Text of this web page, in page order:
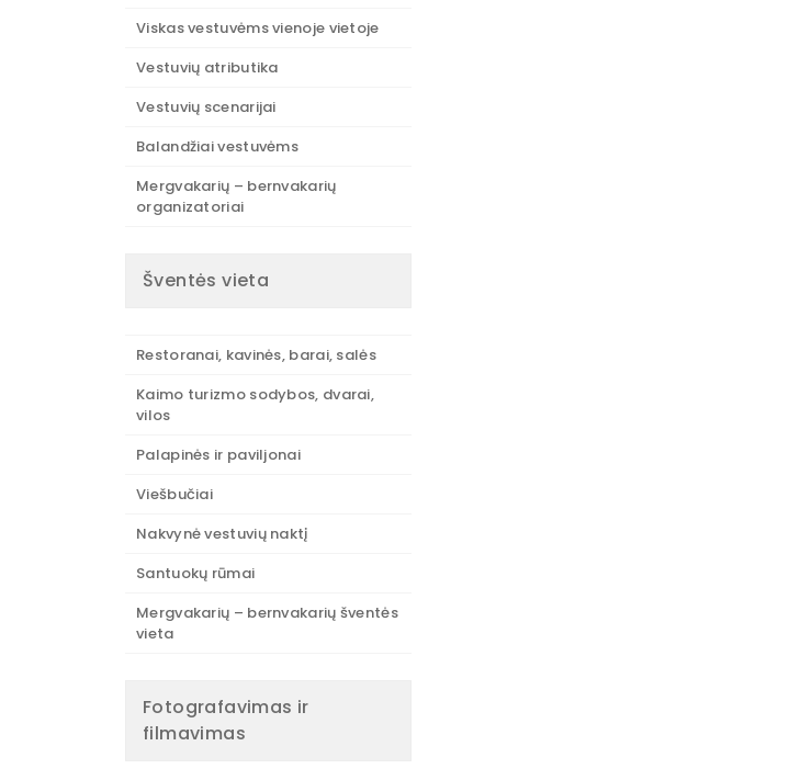
Viskas vestuvėms vienoje vietoje
Vestuvių atributika
Vestuvių scenarijai
Balandžiai vestuvėms
Mergvakarių – bernvakarių
organizatoriai
Šventės vieta
Restoranai, kavinės, barai, salės
Kaimo turizmo sodybos, dvarai,
vilos
Palapinės ir paviljonai
Viešbučiai
Nakvynė vestuvių naktį
Santuokų rūmai
Mergvakarių – bernvakarių šventės
vieta
Fotografavimas ir
filmavimas